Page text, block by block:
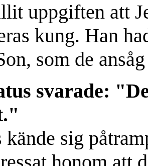
uppgiften att
kung. Han
som de
svarade:
kände sig